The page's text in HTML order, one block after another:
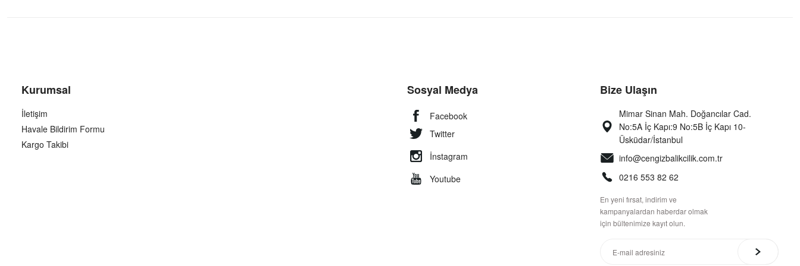
Kurumsal
İletişim
Havale Bildirim Formu
Kargo Takibi
Sosyal Medya
Facebook
Twitter
İnstagram
Youtube
Bize Ulaşın
Mimar Sinan Mah. Doğancılar Cad.
No:5A İç Kapı:9 No:5B İç Kapı 10-
Üsküdar/İstanbul
info@cengizbalikcilik.com.tr
0216 553 82 62
En yeni fırsat, indirim ve
kampanyalardan haberdar olmak
için bültenimize kayıt olun.